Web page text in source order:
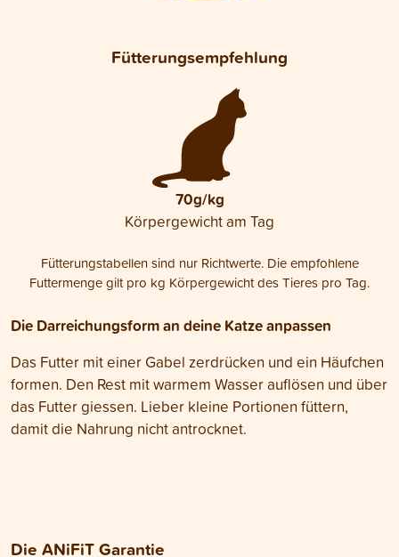
Fütterungsempfehlung
70g/kg
Körpergewicht am Tag
Fütterungstabellen sind nur Richtwerte. Die empfohlene
Futtermenge gilt pro kg Körpergewicht des Tieres pro Tag.
Die Darreichungsform an deine Katze anpassen
Das Futter mit einer Gabel zerdrücken und ein Häufchen
formen. Den Rest mit warmem Wasser auflösen und über
das Futter giessen. Lieber kleine Portionen füttern,
damit die Nahrung nicht antrocknet.
Die ANiFiT Garantie